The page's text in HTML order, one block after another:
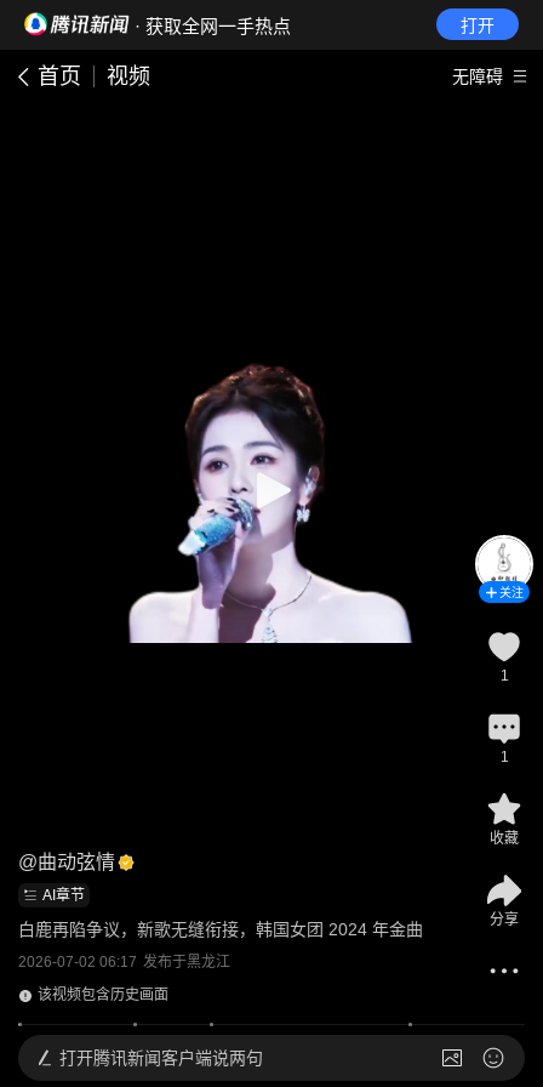
· 获取全网一手热点 打开
首页 视频 无障碍
@曲动弦情
AI章节
白鹿再陷争议，新歌无缝衔接，韩国女团 2024 年金曲
2026-07-02 06:17 发布于黑龙江
该视频包含历史画面
关注
1
1
收藏
分享
打开腾讯新闻客户端说两句